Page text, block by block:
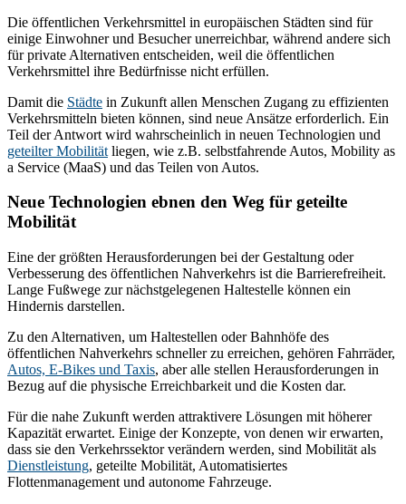
Die öffentlichen Verkehrsmittel in europäischen Städten sind für
einige Einwohner und Besucher unerreichbar, während andere sich
für private Alternativen entscheiden, weil die öffentlichen
Verkehrsmittel ihre Bedürfnisse nicht erfüllen.
Damit die Städte in Zukunft allen Menschen Zugang zu effizienten
Verkehrsmitteln bieten können, sind neue Ansätze erforderlich. Ein
Teil der Antwort wird wahrscheinlich in neuen Technologien und
geteilter Mobilität liegen, wie z.B. selbstfahrende Autos, Mobility as
a Service (MaaS) und das Teilen von Autos.
Neue Technologien ebnen den Weg für geteilte
Mobilität
Eine der größten Herausforderungen bei der Gestaltung oder
Verbesserung des öffentlichen Nahverkehrs ist die Barrierefreiheit.
Lange Fußwege zur nächstgelegenen Haltestelle können ein
Hindernis darstellen.
Zu den Alternativen, um Haltestellen oder Bahnhöfe des
öffentlichen Nahverkehrs schneller zu erreichen, gehören Fahrräder,
Autos, E-Bikes und Taxis, aber alle stellen Herausforderungen in
Bezug auf die physische Erreichbarkeit und die Kosten dar.
Für die nahe Zukunft werden attraktivere Lösungen mit höherer
Kapazität erwartet. Einige der Konzepte, von denen wir erwarten,
dass sie den Verkehrssektor verändern werden, sind Mobilität als
Dienstleistung, geteilte Mobilität, Automatisiertes
Flottenmanagement und autonome Fahrzeuge.